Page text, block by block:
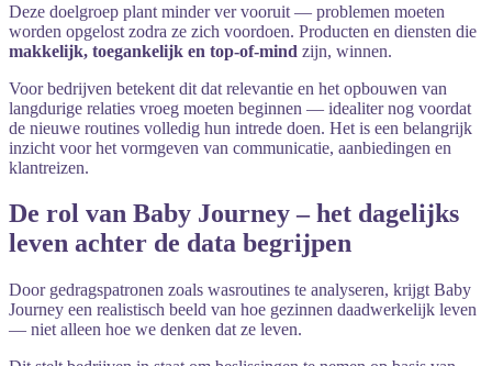
Deze doelgroep plant mindervervooruit — problemen moeten
worden opgelost zodra ze zich voordoen. Producten en diensten die
makkelijk, toegankelijk en top-of-mind zijn, winnen.
Voorbedrijven betekent dit dat relevantie en het opbouwen van
langdurige relaties vroeg moeten beginnen — idealiternog voordat
de nieuwe routines volledig hun intrede doen. Het is een belangrijk
inzicht voorhet vormgeven van communicatie, aanbiedingen en
klantreizen.
De rol van Baby Journey –het dagelijks
leven achter de data begrijpen
Door gedragspatronen zoals wasroutines te analyseren, krijgt Baby
Journey een realistisch beeld van hoe gezinnen daadwerkelijk leven
— niet alleen hoe we denken dat ze leven.